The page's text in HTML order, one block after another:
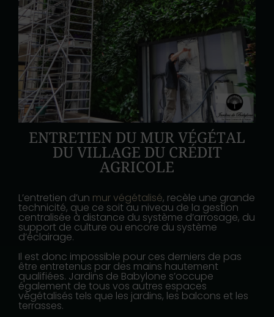
ENTRETIEN DU MUR VÉGÉTAL
DU VILLAGE DU CRÉDIT
AGRICOLE
L’entretien d’un mur végétalisé, recèle une grande
technicité, que ce soit au niveau de la gestion
centralisée à distance du système d’arrosage, du
support de culture ou encore du système
d’éclairage.
Il est donc impossible pour ces derniers de pas
être entretenus par des mains hautement
qualifiées. Jardins de Babylone s’occupe
également de tous vos autres espaces
végétalisés tels que les jardins, les balcons et les
terrasses.